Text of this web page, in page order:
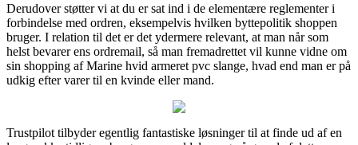
Derudover støtter vi at du er sat ind i de elementære reglementer i
forbindelse med ordren, eksempelvis hvilken byttepolitik shoppen
bruger. I relation til det er det ydermere relevant, at man når som
helst bevarer ens ordremail, så man fremadrettet vil kunne vidne om
sin shopping af Marine hvid armeret pvc slange, hvad end man er på
udkig efter varer til en kvinde eller mand.
Trustpilot tilbyder egentlig fantastiske løsninger til at finde ud af en